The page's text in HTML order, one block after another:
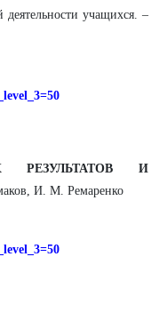
деятельности учащихся. –
РЕЗУЛЬТАТОВ И
И. М. Ремаренко